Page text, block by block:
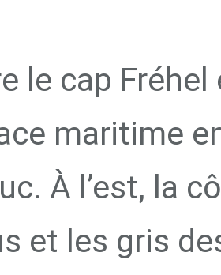
le cap
maritime
À l’est, la
et les gris